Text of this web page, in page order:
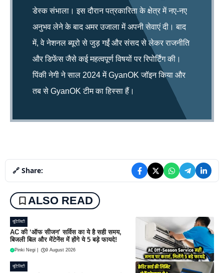
डेस्क संभाला। इस दौरान पत्रकारिता के क्षेत्र में नए-नए
अनुभव लेने के बाद अमर उजाला में अपनी सेवाएं दी। बाद
में, वे नेशनल ब्यूरो से जुड़ गईं और संसद से लेकर राजनीति
और डिफेंस जैसे कई महत्वपूर्ण विषयों पर रिपोर्टिंग की।
पिंकी नेगी ने साल 2024 में GyanOK जॉइन किया और
तब से GyanOK टीम का हिस्सा हैं।
🔗 Share:
ALSO READ
यूटिलिटी
AC की ‘ऑफ सीजन’ सर्विस का ये है सही समय,
बिजली बिल और मेंटेनेंस में होंगे ये 5 बड़े फायदे!
Pinki Negi 9 August 2026
यूटिलिटी